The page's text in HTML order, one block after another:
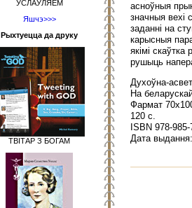
ЎСЛАЎЛЯЕМ
Яшчэ>>>
Рыхтуецца да друку
ТВІТАР З БОГАМ
асноўныя
значныя вехі
заданні на
карысныя
якімі
рушыць
Духоўна-
На
Фармат
120 с.
ISBN 978-
Дата выдання: